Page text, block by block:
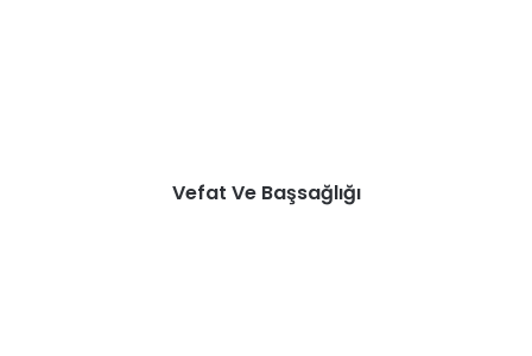
Vefat Ve Başsağlığı